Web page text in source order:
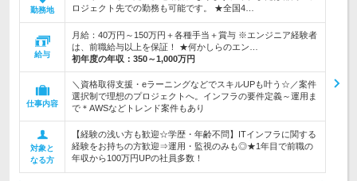
勤務地
ロジェクト先での勤務も可能です。 ★全国4…
給与
月給：40万円～150万円＋各種手当＋賞与 ※エンジニア経験者
は、前職給与以上を保証！ ★何かしらのエン…
初年度の年収： 350～1,000万円
仕事内容
＼資格取得支援・eラーニングなどでスキルUPも叶う☆／案件
選択制で理想のプロジェクトへ。インフラの要件定義～運用ま
で＊AWSなどトレンド案件もあり
対象と
なる方
【経験の浅い方も歓迎☆学歴・年齢不問】ITインフラに関する
経験をお持ちの方歓迎⇒運用・監視のみも◎★1年目で前職の
年収から100万円UPの社員多数！